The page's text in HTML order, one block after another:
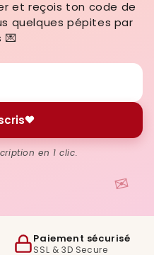
✉
et reçois ton code de
quelques pépites par
💌
en 1 clic.
Paiement sécurisé
SSL & 3D Secure